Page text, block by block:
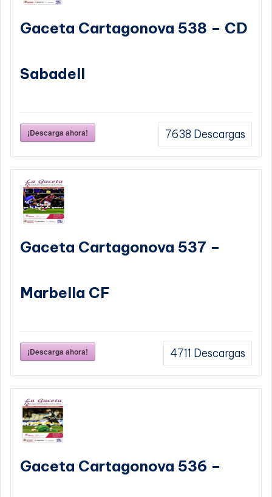
Gaceta Cartagonova 538 – CD
Sabadell
¡Descarga ahora! 7638 Descargas
Gaceta Cartagonova 537 –
Marbella CF
¡Descarga ahora! 4711 Descargas
Gaceta Cartagonova 536 –